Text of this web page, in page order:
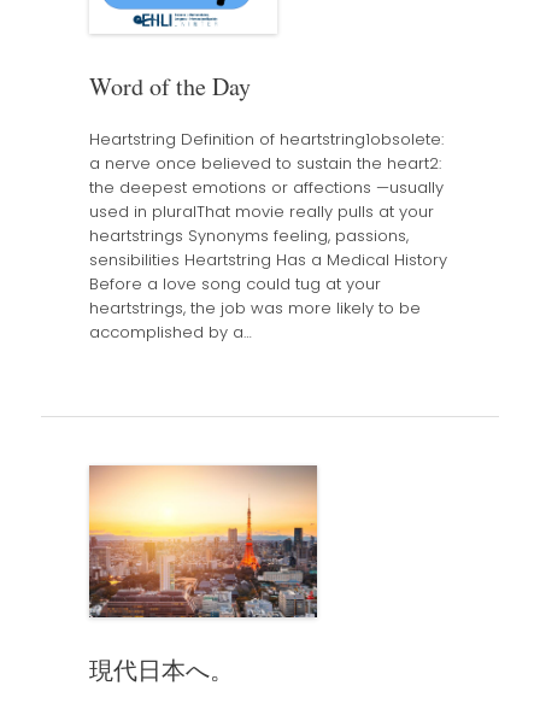
Word of the Day
Heartstring Definition of heartstring1obsolete:
a nerve once believed to sustain the heart2:
the deepest emotions or affections —usually
used in pluralThat movie really pulls at your
heartstrings Synonyms feeling, passions,
sensibilities Heartstring Has a Medical History
Before a love song could tug at your
heartstrings, the job was more likely to be
accomplished by a…
現代日本へ。